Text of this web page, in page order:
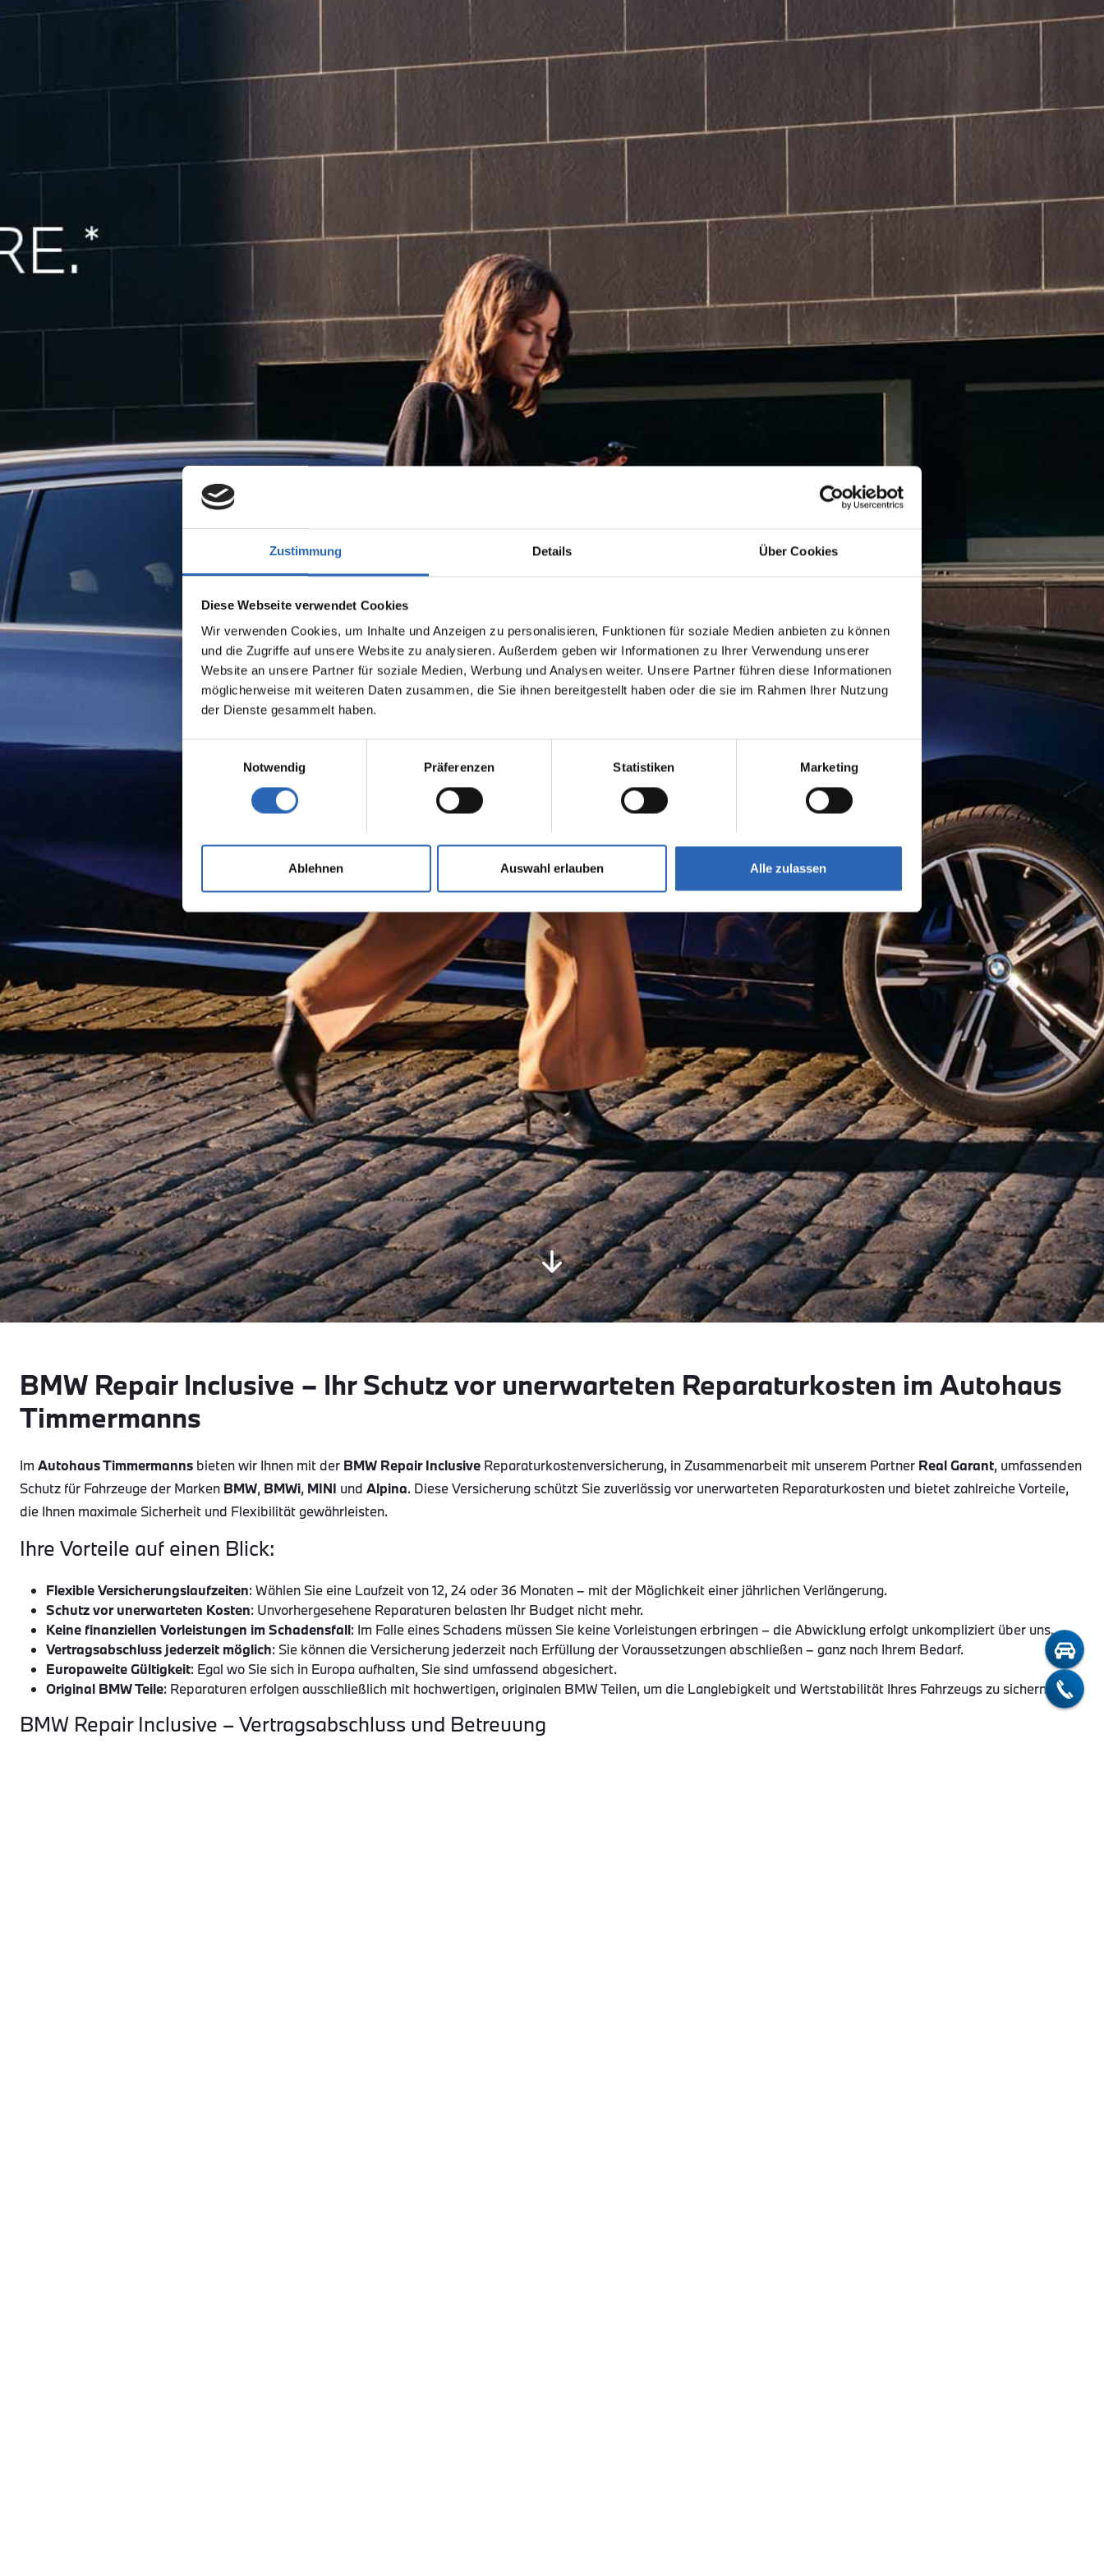
Zustimmung Details Über Cookies
Diese Webseite verwendet Cookies
Wir verwenden Cookies, um Inhalte und Anzeigen zu personalisieren, Funktionen für soziale Medien anbieten zu können
und die Zugriffe auf unsere Website zu analysieren. Außerdem geben wir Informationen zu Ihrer Verwendung unserer
Website an unsere Partner für soziale Medien, Werbung und Analysen weiter. Unsere Partner führen diese Informationen
möglicherweise mit weiteren Daten zusammen, die Sie ihnen bereitgestellt haben oder die sie im Rahmen Ihrer Nutzung
der Dienste gesammelt haben.
Einwilligungsauswahl
Notwendig
Präferenzen Statistiken Marketing
Ablehnen Auswahl erlauben Alle zulassen
BMW Repair Inclusive – Ihr Schutz vor unerwarteten Reparaturkosten im Autohaus
Timmermanns
Im Autohaus Timmermanns bieten wir Ihnen mit der BMW Repair Inclusive Reparaturkostenversicherung, in Zusammenarbeit mit unserem Partner Real Garant, umfassenden
Schutz für Fahrzeuge der Marken BMW, BMWi, MINI und Alpina. Diese Versicherung schützt Sie zuverlässig vor unerwarteten Reparaturkosten und bietet zahlreiche Vorteile,
die Ihnen maximale Sicherheit und Flexibilität gewährleisten.
Ihre Vorteile auf einen Blick:
Flexible Versicherungslaufzeiten: Wählen Sie eine Laufzeit von 12, 24 oder 36 Monaten – mit der Möglichkeit einer jährlichen Verlängerung.
Schutz vor unerwarteten Kosten: Unvorhergesehene Reparaturen belasten Ihr Budget nicht mehr.
Keine finanziellen Vorleistungen im Schadensfall: Im Falle eines Schadens müssen Sie keine Vorleistungen erbringen – die Abwicklung erfolgt unkompliziert über uns.
Vertragsabschluss jederzeit möglich: Sie können die Versicherung jederzeit nach Erfüllung der Voraussetzungen abschließen – ganz nach Ihrem Bedarf.
Europaweite Gültigkeit: Egal wo Sie sich in Europa aufhalten, Sie sind umfassend abgesichert.
Original BMW Teile: Reparaturen erfolgen ausschließlich mit hochwertigen, originalen BMW Teilen, um die Langlebigkeit und Wertstabilität Ihres Fahrzeugs zu sichern.
BMW Repair Inclusive – Vertragsabschluss und Betreuung